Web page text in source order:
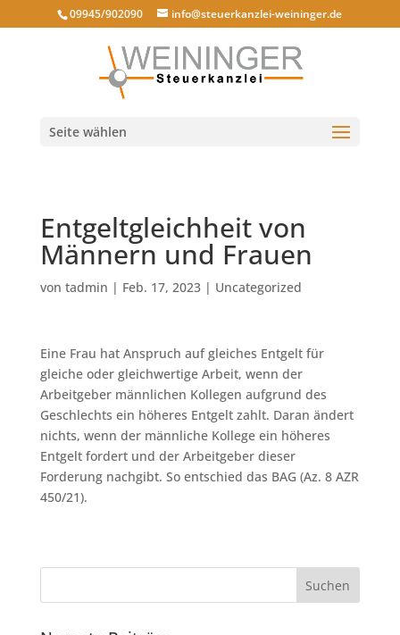
09945/902090 info@steuerkanzlei-weininger.de
Seite wählen
Entgeltgleichheit von
Männern und Frauen
von tadmin | Feb. 17, 2023| Uncategorized
Eine Frau hat Anspruch auf gleiches Entgelt für
gleiche oder gleichwertige Arbeit, wenn der
Arbeitgeber männlichen Kollegen aufgrund des
Geschlechts ein höheres Entgelt zahlt. Daran ändert
nichts, wenn der männliche Kollege ein höheres
Entgelt fordert und der Arbeitgeber dieser
Forderung nachgibt. So entschied das BAG (Az. 8 AZR
450/21).